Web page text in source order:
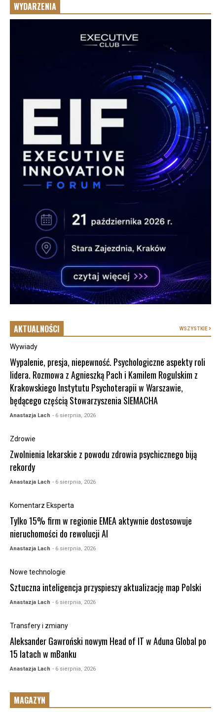
WYDARZENIA
AKTUALNOŚCI WSZYSTKIE
Wywiady
Wypalenie, presja, niepewność. Psychologiczne aspekty roli
lidera. Rozmowa z Agnieszką Pach i Kamilem Rogulskim z
Krakowskiego Instytutu Psychoterapii w Warszawie,
będącego częścią Stowarzyszenia SIEMACHA
Anastazja Lach - 6 sierpnia, 2026
Zdrowie
Zwolnienia lekarskie z powodu zdrowia psychicznego biją
rekordy
Anastazja Lach - 6 sierpnia, 2026
Komentarz Eksperta
Tylko 15% firm w regionie EMEA aktywnie dostosowuje
nieruchomości do rewolucji AI
Anastazja Lach - 6 sierpnia, 2026
Nowe technologie
Sztuczna inteligencja przyspieszy aktualizację map Polski
Anastazja Lach - 6 sierpnia, 2026
Transfery i zmiany
Aleksander Gawroński nowym Head of IT w Aduna Global po
15 latach w mBanku
Anastazja Lach - 6 sierpnia, 2026
MAGAZYN